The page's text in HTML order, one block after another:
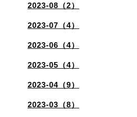
2023-08（2）
2023-07（4）
2023-06（4）
2023-05（4）
2023-04（9）
2023-03（8）